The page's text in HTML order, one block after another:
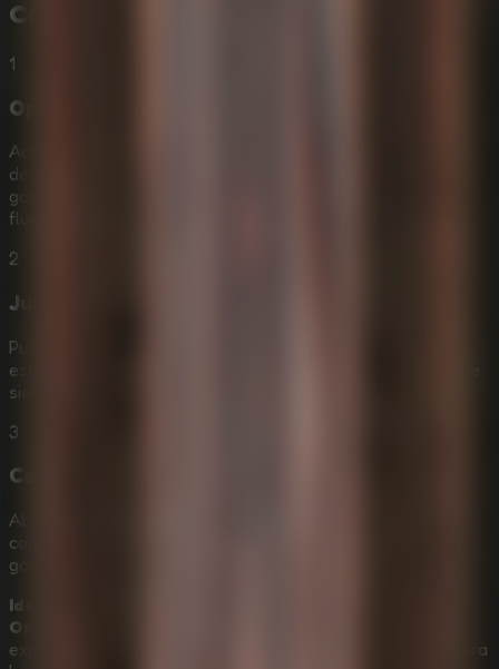
Cómo Jugar a
1
Optimiza tu navegador
Activa la aceleración por hardware en tu navegador antes
de jugar a
gancho y los efectos de terror funcionen con la mayor
fluidez posible.
2
Juega en pantalla completa
Pulsa F11 para entrar en pantalla completa y hacer que la
estructura antigua, la ceniza flotante y el audio espacial se
sientan más inmersivos.
3
Calibra la sensibilidad del ratón
Abre el menú ESC y ajusta la sensibilidad del ratón. Un
control preciso de la cámara es esencial para usar el
gancho a gran velocidad y lanzar disparos limpios.
Idols Of Ash
Online Escape Room
exploración vertical, gancho basado en habilidad, atmósfera